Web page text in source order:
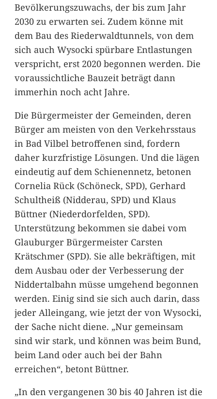
Bevölkerungszuwachs, der bis zum Jahr
2030 zu erwarten sei. Zudem könne mit
dem Bau des Riederwaldtunnels, von dem
sich auch Wysocki spürbare Entlastungen
verspricht, erst 2020 begonnen werden. Die
voraussichtliche Bauzeit beträgt dann
immerhin noch acht Jahre.
Die Bürgermeister der Gemeinden, deren
Bürger am meisten von den Verkehrsstaus
in Bad Vilbel betroffenen sind, fordern
daher kurzfristige Lösungen. Und die lägen
eindeutig auf dem Schienennetz, betonen
Cornelia Rück (Schöneck, SPD), Gerhard
Schultheiß (Nidderau, SPD) und Klaus
Büttner (Niederdorfelden, SPD).
Unterstützung bekommen sie dabei vom
Glauburger Bürgermeister Carsten
Krätschmer (SPD). Sie alle bekräftigen, mit
dem Ausbau oder der Verbesserung der
Niddertalbahn müsse umgehend begonnen
werden. Einig sind sie sich auch darin, dass
jeder Alleingang, wie jetzt der von Wysocki,
der Sache nicht diene. „Nur gemeinsam
sind wir stark, und können was beim Bund,
beim Land oder auch bei der Bahn
erreichen“, betont Büttner.
„In den vergangenen 30 bis 40 Jahren ist die